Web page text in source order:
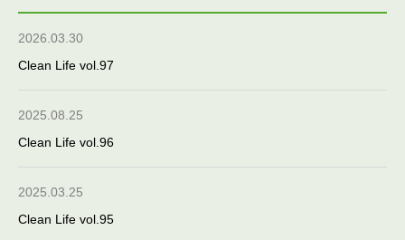
2026.03.30
Clean Life vol.97
2025.08.25
Clean Life vol.96
2025.03.25
Clean Life vol.95